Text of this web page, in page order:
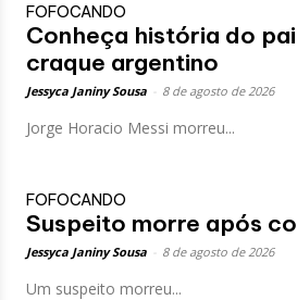
FOFOCANDO
Conheça história do
craque argentino
Jessyca Janiny Sousa 8 de agosto de 2026
Jorge Horacio Messi morreu...
FOFOCANDO
Suspeito morre após
Jessyca Janiny Sousa 8 de agosto de 2026
Um suspeito morreu...